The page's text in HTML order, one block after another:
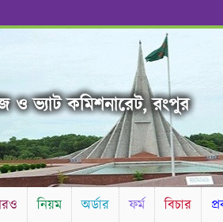
ও ভ্যাট কমিশনারেট, রংপুর
নিয়ম অর্ডার ফর্ম বিচার